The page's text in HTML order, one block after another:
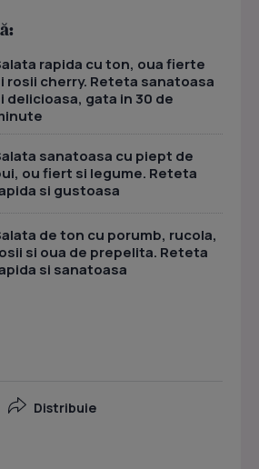
rapida cu ton, oua fierte
rosii cherry. Reteta sanatoasa
delicioasa, gata in 30 de
sanatoasa cu piept de
ou fiert si legume. Reteta
si gustoasa
de ton cu porumb, rucola,
si oua de prepelita. Reteta
si sanatoasa
Distribuie